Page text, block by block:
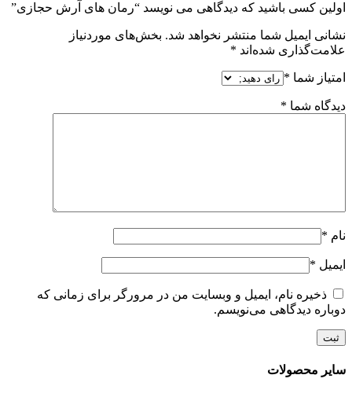
اولین کسی باشید که دیدگاهی می نویسد “رمان های آرش حجازی”
نشانی ایمیل شما منتشر نخواهد شد. بخش‌های موردنیاز
علامت‌گذاری شده‌اند *
امتیاز شما *
دیدگاه شما *
نام *
ایمیل *
ذخیره نام، ایمیل و وبسایت من در مرورگر برای زمانی که
دوباره دیدگاهی می‌نویسم.
سایر محصولات